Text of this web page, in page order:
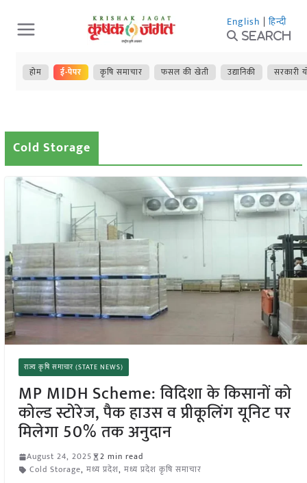
Skip
to
content
English | हिन्दी
Search
होम ई-पेपर कृषि समाचार फसल की खेती उद्यानिकी सरकारी
Cold Storage
राज्य कृषि समाचार (STATE NEWS)
MP MIDH Scheme: विदिशा के किसानों को
कोल्ड स्टोरेज, पैक हाउस व प्रीकूलिंग यूनिट पर
मिलेगा 50% तक अनुदान
August 24, 2025
2 min read
Cold Storage, मध्य प्रदेश, मध्य प्रदेश कृषि समाचार